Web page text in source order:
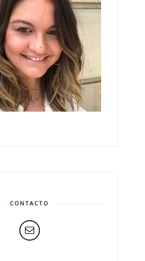
CONTACTO